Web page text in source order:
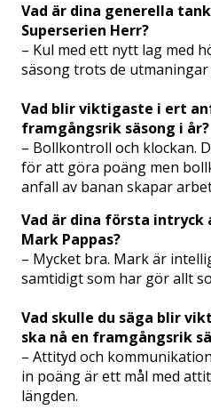
Vad är dina generella
Superserien Herr?
– Kul med ett nytt lag med
säsong trots de
Vad blir viktigaste i ert
framgångsrik säsong i år?
– Bollkontroll och klockan.
för att göra poäng men
anfall av banan skapar
Vad är dina första intryck
Mark Pappas?
– Mycket bra. Mark är
samtidigt som har gör allt
Vad skulle du säga blir
ska nå en framgångsrik
– Attityd och
in poäng är ett mål med
längden.